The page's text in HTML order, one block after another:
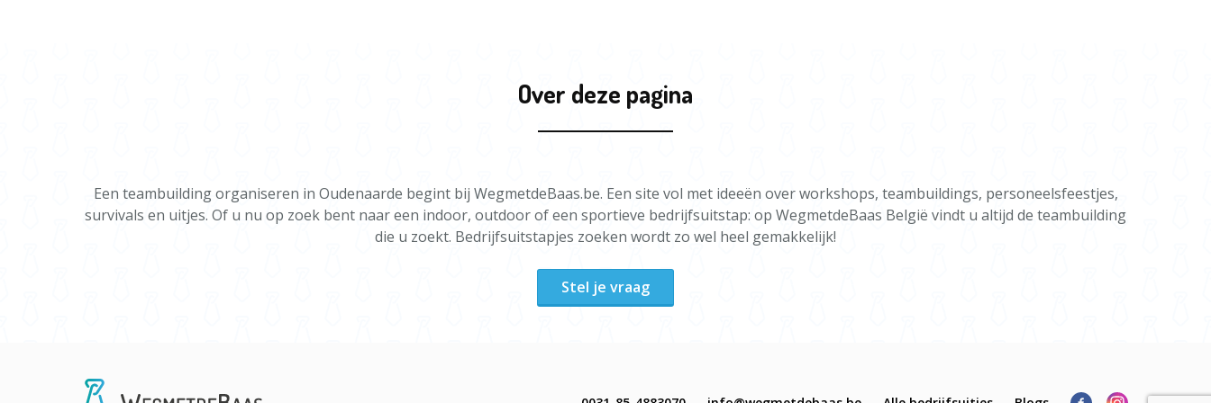
Over deze pagina
Een teambuilding organiseren in Oudenaarde begint bij WegmetdeBaas.be. Een site vol met ideeën over workshops, teambuildings, personeelsfeestjes,
survivals en uitjes. Of u nu op zoek bent naar een indoor, outdoor of een sportieve bedrijfsuitstap: op WegmetdeBaas België vindt u altijd de teambuilding
die u zoekt. Bedrijfsuitstapjes zoeken wordt zo wel heel gemakkelijk!
Stel je vraag